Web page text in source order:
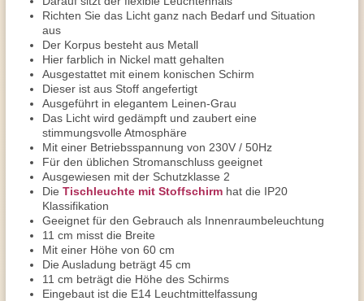
Richten Sie das Licht ganz nach Bedarf und Situation
aus
Der Korpus besteht aus Metall
Hier farblich in Nickel matt gehalten
Ausgestattet mit einem konischen Schirm
Dieser ist aus Stoff angefertigt
Ausgeführt in elegantem Leinen-Grau
Das Licht wird gedämpft und zaubert eine
stimmungsvolle Atmosphäre
Mit einer Betriebsspannung von 230V / 50Hz
Für den üblichen Stromanschluss geeignet
Ausgewiesen mit der Schutzklasse 2
Die Tischleuchte mit Stoffschirm hat die IP20
Klassifikation
Geeignet für den Gebrauch als Innenraumbeleuchtung
11 cm misst die Breite
Mit einer Höhe von 60 cm
Die Ausladung beträgt 45 cm
11 cm beträgt die Höhe des Schirms
Eingebaut ist die E14 Leuchtmittelfassung